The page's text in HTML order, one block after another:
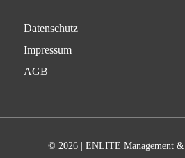
Datenschutz
Impressum
AGB
© 2026 | ENLITE Management &